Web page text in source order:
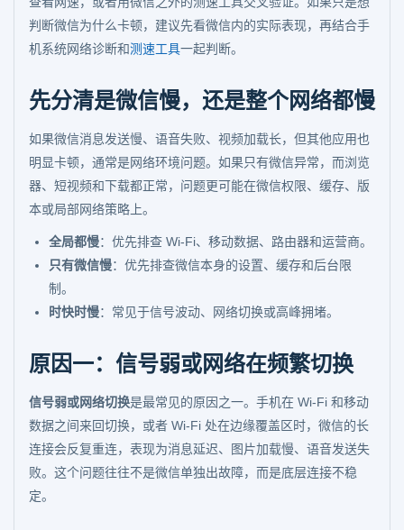
判断微信为什么卡顿，建议先看微信内的实际表现，再结合手
机系统网络诊断和测速工具一起判断。
先分清是微信慢，还是整个网络都慢
如果微信消息发送慢、语音失败、视频加载长，但其他应用也
明显卡顿，通常是网络环境问题。如果只有微信异常，而浏览
器、短视频和下载都正常，问题更可能在微信权限、缓存、版
本或局部网络策略上。
全局都慢：优先排查 Wi-Fi、移动数据、路由器和运营商。
只有微信慢：优先排查微信本身的设置、缓存和后台限
制。
时快时慢：常见于信号波动、网络切换或高峰拥堵。
原因一：信号弱或网络在频繁切换
信号弱或网络切换是最常见的原因之一。手机在 Wi-Fi 和移动
数据之间来回切换，或者 Wi-Fi 处在边缘覆盖区时，微信的长
连接会反复重连，表现为消息延迟、图片加载慢、语音发送失
败。这个问题往往不是微信单独出故障，而是底层连接不稳
定。